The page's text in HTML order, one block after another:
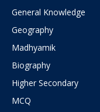
General Knowledge
Geography
Madhyamik
Biography
Higher Secondary
MCQ